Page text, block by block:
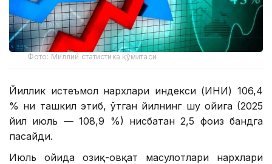
Фото: Миллий статистика қўмитаси
Йиллик истеъмол нархлари индекси (ИНИ) 106,4
% ни ташкил этиб, ўтган йилнинг шу ойига (2025
йил июль — 108,9 %) нисбатан 2,5 фоиз бандга
пасайди.
Июль ойида озиқ-овқат маҳсулотлари нархлари